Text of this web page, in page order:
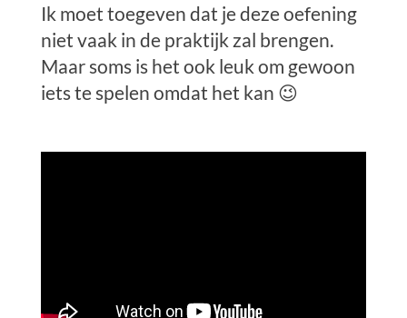
Ik moet toegeven dat je deze oefening
niet vaak in de praktijk zal brengen.
Maar soms is het ook leuk om gewoon
iets te spelen omdat het kan 😉